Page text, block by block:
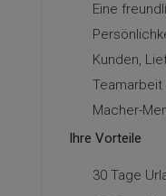
Eine
Kunden,
Macher-
Ihre Vorteile
30 Tage